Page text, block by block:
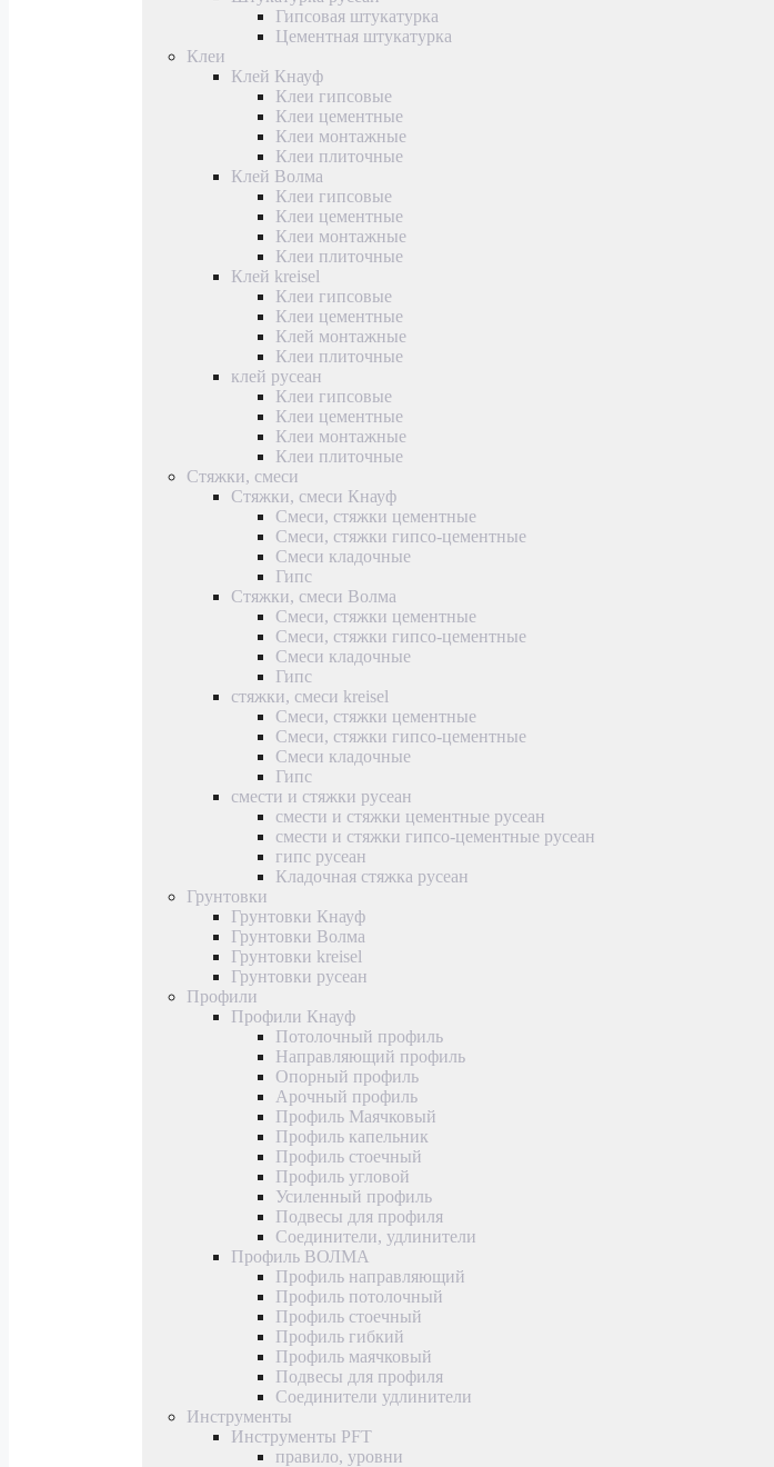
Гипсовая штукатурка
Цементная штукатурка
Клеи
Клей Кнауф
Клеи гипсовые
Клеи цементные
Клеи монтажные
Клеи плиточные
Клей Волма
Клеи гипсовые
Клеи цементные
Клеи монтажные
Клеи плиточные
Клей kreisel
Клеи гипсовые
Клеи цементные
Клей монтажные
Клеи плиточные
клей русеан
Клеи гипсовые
Клеи цементные
Клеи монтажные
Клеи плиточные
Стяжки, смеси
Стяжки, смеси Кнауф
Смеси, стяжки цементные
Смеси, стяжки гипсо-цементные
Смеси кладочные
Гипс
Стяжки, смеси Волма
Смеси, стяжки цементные
Смеси, стяжки гипсо-цементные
Смеси кладочные
Гипс
стяжки, смеси kreisel
Смеси, стяжки цементные
Смеси, стяжки гипсо-цементные
Смеси кладочные
Гипс
смести и стяжки русеан
смести и стяжки цементные русеан
смести и стяжки гипсо-цементные русеан
гипс русеан
Кладочная стяжка русеан
Грунтовки
Грунтовки Кнауф
Грунтовки Волма
Грунтовки kreisel
Грунтовки русеан
Профили
Профили Кнауф
Потолочный профиль
Направляющий профиль
Опорный профиль
Арочный профиль
Профиль Маячковый
Профиль капельник
Профиль стоечный
Профиль угловой
Усиленный профиль
Подвесы для профиля
Соединители, удлинители
Профиль ВОЛМА
Профиль направляющий
Профиль потолочный
Профиль стоечный
Профиль гибкий
Профиль маячковый
Подвесы для профиля
Соединители удлинители
Инструменты
Инструменты PFT
правило, уровни